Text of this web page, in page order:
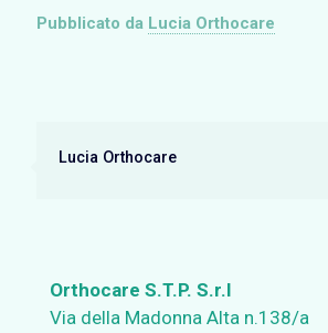
Pubblicato da Lucia Orthocare
Lucia Orthocare
Orthocare S.T.P. S.r.l
Via della Madonna Alta n.138/a